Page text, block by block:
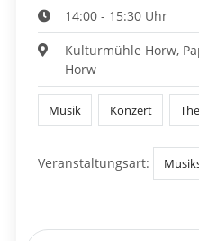
14:00 - 15:30 Uhr
Kulturmühle Horw,
Horw
Musik Konzert
Veranstaltungsart: